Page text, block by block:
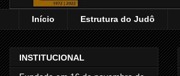
Início Estrutura do Judô
INSTITUCIONAL